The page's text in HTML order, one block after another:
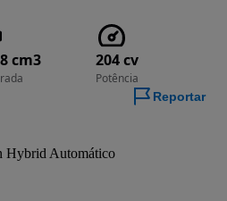
cm3 204 cv
Potência
Reportar
Hybrid Automático